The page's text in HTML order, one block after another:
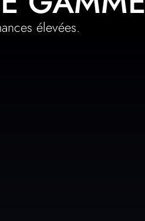
élevées.